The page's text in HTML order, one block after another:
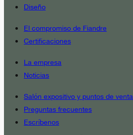
Diseño
El compromiso de Fiandre
Certificaciones
La empresa
Noticias
Salón expositivo y puntos de venta
Preguntas frecuentes
Escríbenos